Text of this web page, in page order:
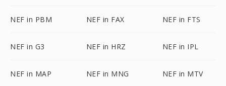
NEF in PBM NEF in FAX NEF in FTS
NEF in G3 NEF in HRZ NEF in IPL
NEF in MAP NEF in MNG NEF in MTV